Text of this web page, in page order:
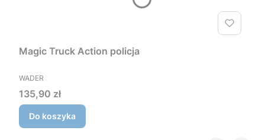
Magic Truck Action policja
PRODUCENT
WADER
Cena
135,90 zł
Do koszyka